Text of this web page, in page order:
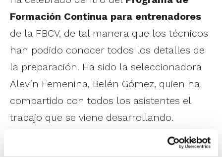
Formación Continua para entrenadores
de la FBCV, de tal manera que los técnicos
han podido conocer todos los detalles de
la preparación. Ha sido la seleccionadora
Alevín Femenina, Belén Gómez, quien ha
compartido con todos los asistentes el
trabajo que se viene desarrollando.
Próximamente, el día 1 de marzo será